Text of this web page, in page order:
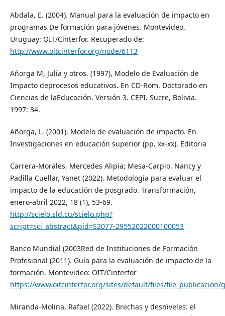
Abdala, E. (2004). Manual para la evaluación de impacto en
programas De formación para jóvenes. Montevideo,
Uruguay: OIT/Cinterfor. Recuperado de:
http://www.oitcinterfor.org/node/6113
Añorga M, Julia y otros. (1997), Modelo de Evaluación de
Impacto deprocesos educativos. En CD-Rom. Doctorado en
Ciencias de laEducación. Versión 3. CEPI. Sucre, Bolivia.
1997: 34.
Añorga, L. (2001). Modelo de evaluación de impacto. En
Investigaciones en educación superior (pp. xx-xx). Editoria
Carrera-Morales, Mercedes Alipia; Mesa-Carpio, Nancy y
Padilla Cuellar, Yanet (2022). Metodología para evaluar el
impacto de la educación de posgrado. Transformación,
enero-abril 2022, 18 (1), 53-69.
http://scielo.sld.cu/scielo.php?
script=sci_abstract&pid=S2077-29552022000100053
Banco Mundial (2003Red de Instituciones de Formación
Profesional (2011). Guía para la evaluación de impacto de la
formación. Montevideo: OIT/Cinterfor
https://www.oitcinterfor.org/sites/default/files/file_publicacion/
Miranda-Molina, Rafael (2022). Brechas y desniveles: el